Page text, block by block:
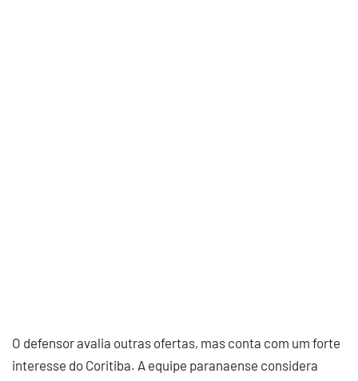
O defensor avalia outras ofertas, mas conta com um forte
interesse do Coritiba. A equipe paranaense considera